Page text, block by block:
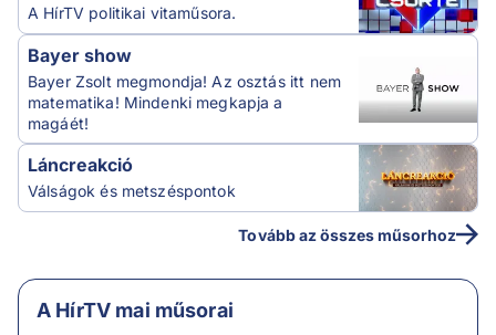
A HírTV politikai vitaműsora.
Bayer show
Bayer Zsolt megmondja! Az osztás itt nem
matematika! Mindenki megkapja a
magáét!
Láncreakció
Válságok és metszéspontok
Tovább az összes műsorhoz
A HírTV mai műsorai